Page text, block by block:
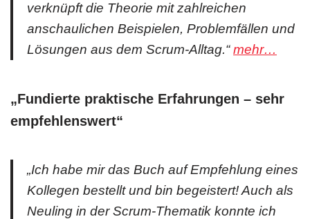
verknüpft die Theorie mit zahlreichen
anschaulichen Beispielen, Problemfällen und
Lösungen aus dem Scrum-Alltag.“mehr…
„Fundierte praktische Erfahrungen – sehr
empfehlenswert“
„Ich habe mir das Buch auf Empfehlung eines
Kollegen bestellt und bin begeistert! Auch als
Neuling in der Scrum-Thematik konnte ich